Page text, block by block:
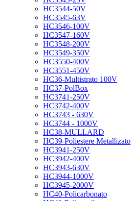
HC3544-50V
HC3545-63V
HC3546-100V
HC3547-160V
HC3548-200V
HC3549-350V
HC3550-400V
HC3551-450V
HC36-Multistrato 100V
HC37-PolBox
HC3741-250V
HC3742-400V
HC3743 - 630V
HC3744 - 1000V
HC38-MULLARD
HC39-Poliestere Metallizato
HC3941-250V
HC3942-400V
HC3943-630V
HC3944-1000V
HC3945-2000V
HC40-Policarbonato